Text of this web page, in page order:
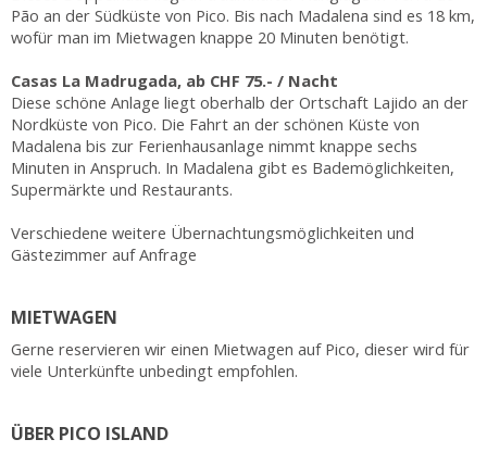
Pão an der Südküste von Pico. Bis nach Madalena sind es 18 km,
wofür man im Mietwagen knappe 20 Minuten benötigt.
Casas La Madrugada, ab CHF 75.- / Nacht
Diese schöne Anlage liegt oberhalb der Ortschaft Lajido an der
Nordküste von Pico. Die Fahrt an der schönen Küste von
Madalena bis zur Ferienhausanlage nimmt knappe sechs
Minuten in Anspruch. In Madalena gibt es Bademöglichkeiten,
Supermärkte und Restaurants.
Verschiedene weitere Übernachtungsmöglichkeiten und
Gästezimmer auf Anfrage
MIETWAGEN
Gerne reservieren wir einen Mietwagen auf Pico, dieser wird für
viele Unterkünfte unbedingt empfohlen.
ÜBER PICO ISLAND